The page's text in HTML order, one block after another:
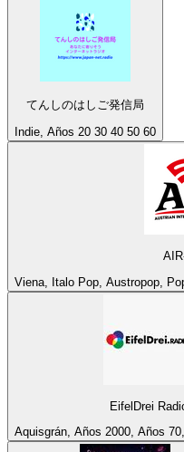
てんしのはしご発信局
Indie, Años 20 30 40 50 60
Viena, Italo Pop, Austropop,
EifelDrei
Aquisgrán, Años 2000, Años